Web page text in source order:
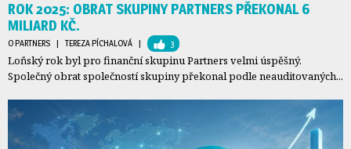
ROK 2025: OBRAT SKUPINY PARTNERS PŘEKONAL 6
MILIARD KČ.
O PARTNERS | TEREZA PÍCHALOVÁ | 3
Loňský rok byl pro finanční skupinu Partners velmi úspěšný.
Společný obrat společností skupiny překonal podle neauditovaných...